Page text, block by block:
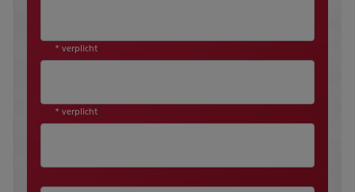
* verplicht
* verplicht